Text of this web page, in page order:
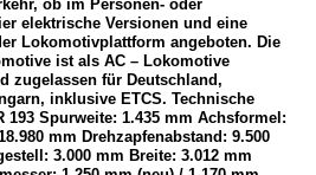
ob im Personen- oder
elektrische Versionen und eine
Lokomotivplattform angeboten. Die
ist als AC – Lokomotive
zugelassen für Deutschland,
inklusive ETCS. Technische
193 Spurweite: 1.435 mm Achsformel:
mm Drehzapfenabstand: 9.500
3.000 mm Breite: 3.012 mm